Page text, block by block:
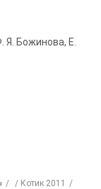
Я. Божинова, Е.
Котик 2011